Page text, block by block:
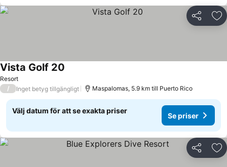
Dela
Resort
Vista Golf 20
/ Inget betyg tillgängligt Maspalomas, 5.9 km till Puerto Rico
Välj datum för att se exakta priser
Se priser
Dela